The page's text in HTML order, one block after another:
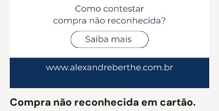
Compra não reconhecida em cartão.